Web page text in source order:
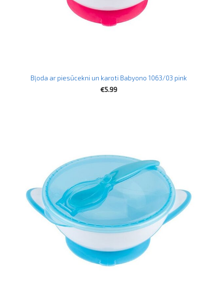
Bļoda ar piesūcekni un karoti Babyono 1063/03 pink
€5.99